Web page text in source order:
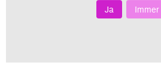
Ja
Immer